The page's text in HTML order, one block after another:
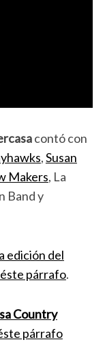
contó con
,Susan
Makers, La
Band y
edición del
párrafo.
Country
párrafo